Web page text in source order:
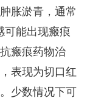
胀淤青，通常
可能出现瘢痕
瘢痕药物治
表现为切口红
少数情况下可